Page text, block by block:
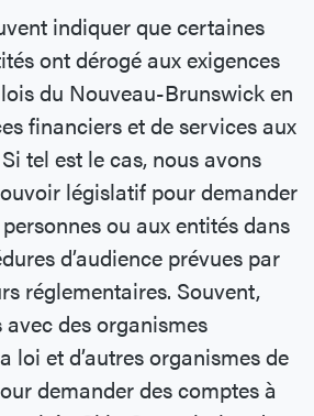
indiquer que certaines
ont dérogé aux exigences
du Nouveau-Brunswick en
financiers et de services aux
tel est le cas, nous avons
législatif pour demander
ou aux entités dans
d’audience prévues par
réglementaires. Souvent,
des organismes
loi et d’autres organismes de
demander des comptes à